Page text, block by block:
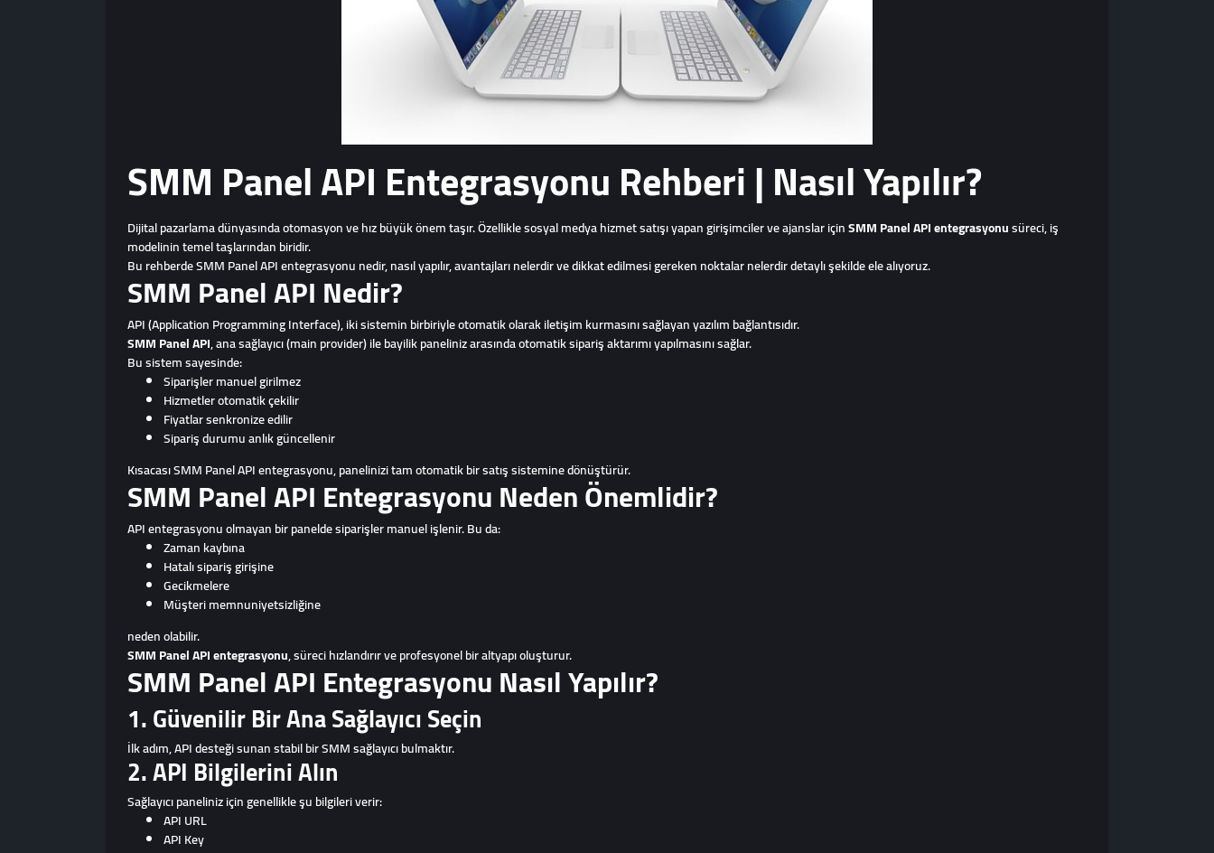
SMM Panel API Entegrasyonu Rehberi | Nasıl Yapılır?
Dijital pazarlama dünyasında otomasyon ve hız büyük önem taşır. Özellikle sosyal medya hizmet satışı yapan girişimciler ve ajanslar içinSMM Panel API entegrasyonusüreci, iş
modelinin temel taşlarından biridir.
Bu rehberde SMM Panel API entegrasyonu nedir, nasıl yapılır, avantajları nelerdir ve dikkat edilmesi gereken noktalar nelerdir detaylı şekilde ele alıyoruz.
SMM Panel API Nedir?
API (Application Programming Interface), iki sistemin birbiriyle otomatik olarak iletişim kurmasını sağlayan yazılım bağlantısıdır.
SMM Panel API, ana sağlayıcı (main provider) ile bayilik paneliniz arasında otomatik sipariş aktarımı yapılmasını sağlar.
Bu sistem sayesinde:
Siparişler manuel girilmez
Hizmetler otomatik çekilir
Fiyatlar senkronize edilir
Sipariş durumu anlık güncellenir
Kısacası SMM Panel API entegrasyonu, panelinizi tam otomatik bir satış sistemine dönüştürür.
SMM Panel API Entegrasyonu Neden Önemlidir?
API entegrasyonu olmayan bir panelde siparişler manuel işlenir. Bu da:
Zaman kaybına
Hatalı sipariş girişine
Gecikmelere
Müşteri memnuniyetsizliğine
neden olabilir.
SMM Panel API entegrasyonu, süreci hızlandırır ve profesyonel bir altyapı oluşturur.
SMM Panel API Entegrasyonu Nasıl Yapılır?
1. Güvenilir Bir Ana Sağlayıcı Seçin
İlk adım, API desteği sunan stabil bir SMM sağlayıcı bulmaktır.
2. API Bilgilerini Alın
Sağlayıcı paneliniz için genellikle şu bilgileri verir:
API URL
API Key